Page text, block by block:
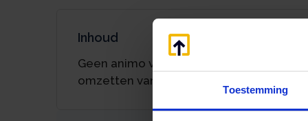
Toestemming
Inhoud
Geen animo voor stapsgewijs
omzetten van hypotheken